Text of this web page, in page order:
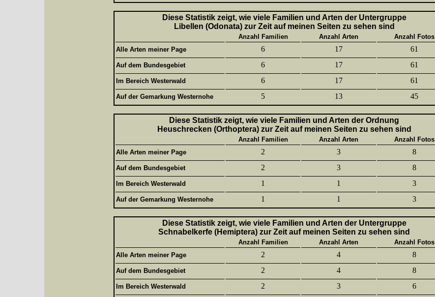
Diese Statistik zeigt, wie viele Familien und Arten der Untergruppe
Libellen (Odonata) zur Zeit auf meinen Seiten zu sehen sind
Anzahl Familien Anzahl Arten
Anzahl Fotos
Alle Arten meiner Page
6 17 61
Auf dem Bundesgebiet 6 17 61
Im Bereich Westerwald 6 17 61
Auf der Gemarkung Westernohe 5 13 45
Diese Statistik zeigt, wie viele Familien und Arten der Ordnung
Heuschrecken (Orthoptera) zur Zeit auf meinen Seiten zu sehen sind
Anzahl Familien Anzahl Arten
Anzahl Fotos
Alle Arten meiner Page
2 3 8
Auf dem Bundesgebiet 2 3 8
Im Bereich Westerwald 1 1 3
Auf der Gemarkung Westernohe 1 1 3
Diese Statistik zeigt, wie viele Familien und Arten der Untergruppe
Schnabelkerfe (Hemiptera) zur Zeit auf meinen Seiten zu sehen sind
Anzahl Familien Anzahl Arten
Anzahl Fotos
Alle Arten meiner Page
2 4 8
Auf dem Bundesgebiet 2 4 8
Im Bereich Westerwald 2 3 6